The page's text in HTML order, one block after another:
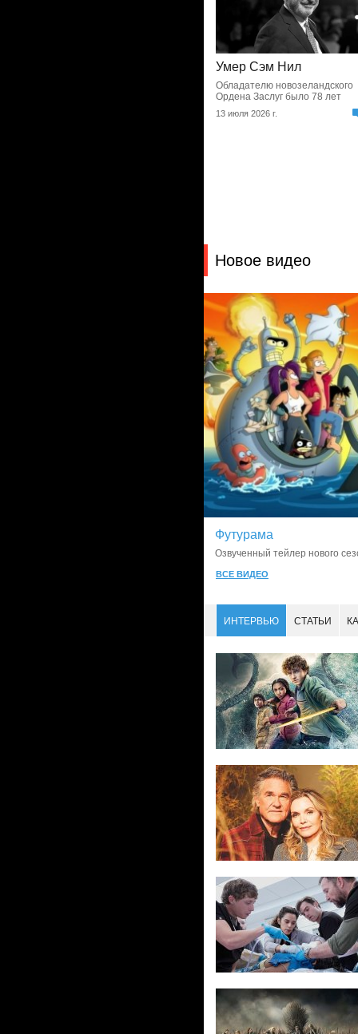
Умер Сэм Нил
Обладателю новозеландского
Ордена Заслуг было 78 лет
13 июля 2026 г.
Новое видео
Футурама
Озвученный тейлер нового
ВСЕ ВИДЕО
ИНТЕРВЬЮ СТАТЬИ